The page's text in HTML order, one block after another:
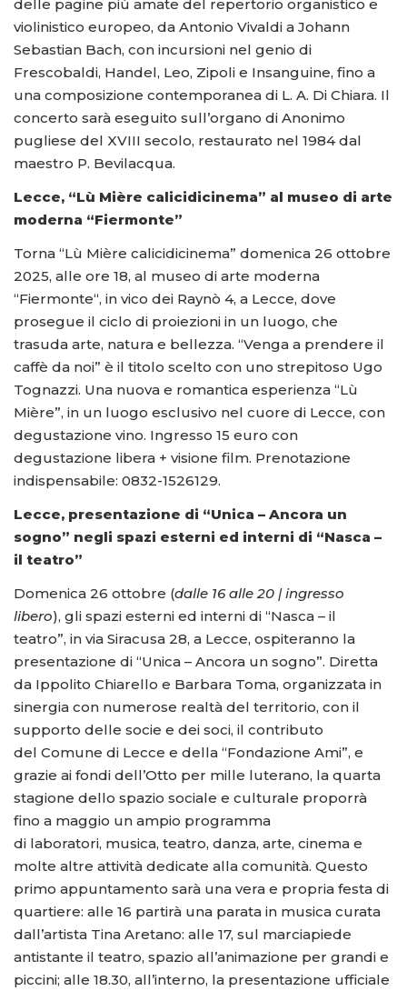
delle pagine più amate del repertorio organistico e
violinistico europeo, da Antonio Vivaldi a Johann
Sebastian Bach, con incursioni nel genio di
Frescobaldi, Handel, Leo, Zipoli e Insanguine, fino a
una composizione contemporanea di L. A. Di Chiara. Il
concerto sarà eseguito sull’organo di Anonimo
pugliese del XVIII secolo, restaurato nel 1984 dal
maestro P. Bevilacqua.
Lecce, “Lù Mière calicidicinema” al museo di arte
moderna “Fiermonte”
Torna “Lù Mière calicidicinema” domenica 26 ottobre
2025, alle ore 18, al museo di arte moderna
“Fiermonte“, in vico dei Raynò 4, a Lecce, dove
prosegue il ciclo di proiezioni in un luogo, che
trasuda arte, natura e bellezza. “Venga a prendere il
caffè da noi” è il titolo scelto con uno strepitoso Ugo
Tognazzi. Una nuova e romantica esperienza “Lù
Mière”, in un luogo esclusivo nel cuore di Lecce, con
degustazione vino. Ingresso 15 euro con
degustazione libera + visione film. Prenotazione
indispensabile: 0832-1526129.
Lecce, presentazione di “Unica – Ancora un
sogno” negli spazi esterni ed interni di “Nasca –
il teatro”
Domenica 26 ottobre (dalle 16 alle 20 | ingresso
libero), gli spazi esterni ed interni di “Nasca – il
teatro”, in via Siracusa 28, a Lecce, ospiteranno la
presentazione di “Unica – Ancora un sogno”. Diretta
da Ippolito Chiarello e Barbara Toma, organizzata in
sinergia con numerose realtà del territorio, con il
supporto delle socie e dei soci, il contributo
del Comune di Lecce e della “Fondazione Ami”, e
grazie ai fondi dell’Otto per mille luterano, la quarta
stagione dello spazio sociale e culturale proporrà
fino a maggio un ampio programma
di laboratori, musica, teatro, danza, arte, cinema e
molte altre attività dedicate alla comunità. Questo
primo appuntamento sarà una vera e propria festa di
quartiere: alle 16 partirà una parata in musica curata
dall’artista Tina Aretano: alle 17, sul marciapiede
antistante il teatro, spazio all’animazione per grandi e
piccini; alle 18.30, all’interno, la presentazione ufficiale